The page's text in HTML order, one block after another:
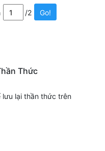
/2 Go!
Thức
lưu lại thần thức trên